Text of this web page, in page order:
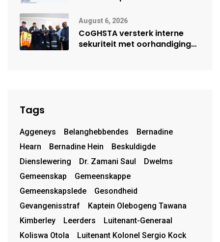
August 6, 2026
CoGHSTA versterk interne
sekuriteit met oorhandiging
Tags
Aggeneys Belanghebbendes
Bernadine
Hearn
Bernadine Hein
Beskuldigde
Dienslewering
Dr. Zamani Saul
Dwelms
Gemeenskap
Gemeenskappe
Gemeenskapslede
Gesondheid
Gevangenisstraf
Kaptein Olebogeng Tawana
Kimberley
Leerders
Luitenant-Generaal
Koliswa Otola
Luitenant Kolonel Sergio Kock